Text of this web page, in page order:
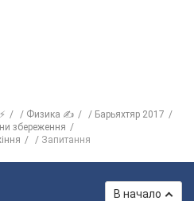
Физика ✍
Барьяхтяр 2017
збереження
Запитання
В начало